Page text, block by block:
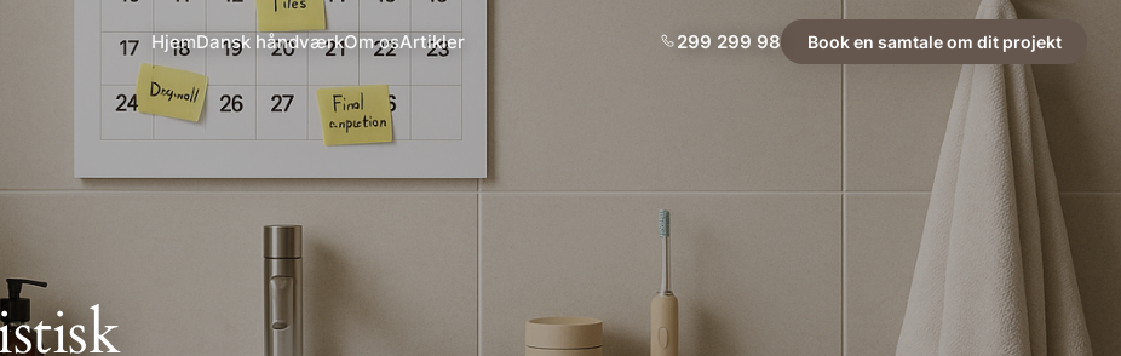
HjemDansk håndværkOm osArtikler 299 299 98 Book en samtale om dit projekt